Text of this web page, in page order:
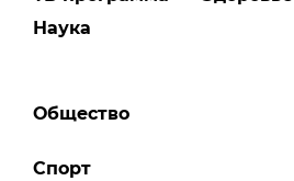
Наука
Общество
Спорт